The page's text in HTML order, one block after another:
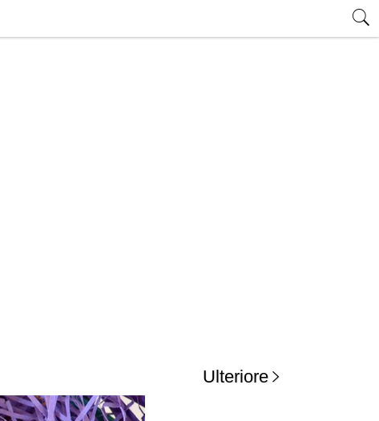
Ulteriore